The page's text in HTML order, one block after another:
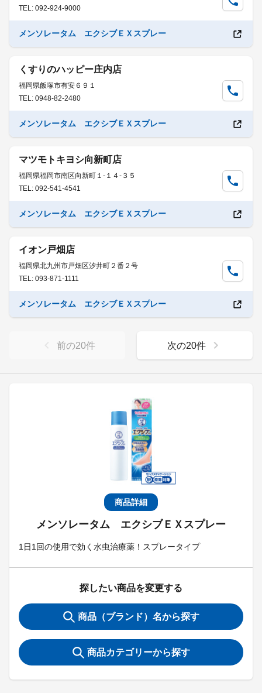
商品詳細
メンソレータム エクシブＥＸスプレー
1日1回の使用で効く水虫治療薬！スプレータイプ
探したい商品を変更する
商品（ブランド）名から探す
商品カテゴリーから探す
TEL: 092-924-9000
メンソレータム エクシブＥＸスプレー
くすりのハッピー庄内店
福岡県飯塚市有安６９１
TEL: 0948-82-2480
メンソレータム エクシブＥＸスプレー
マツモトキヨシ向新町店
福岡県福岡市南区向新町１-１４-３５
TEL: 092-541-4541
メンソレータム エクシブＥＸスプレー
イオン戸畑店
福岡県北九州市戸畑区汐井町２番２号
TEL: 093-871-1111
メンソレータム エクシブＥＸスプレー
前の20件 次の20件